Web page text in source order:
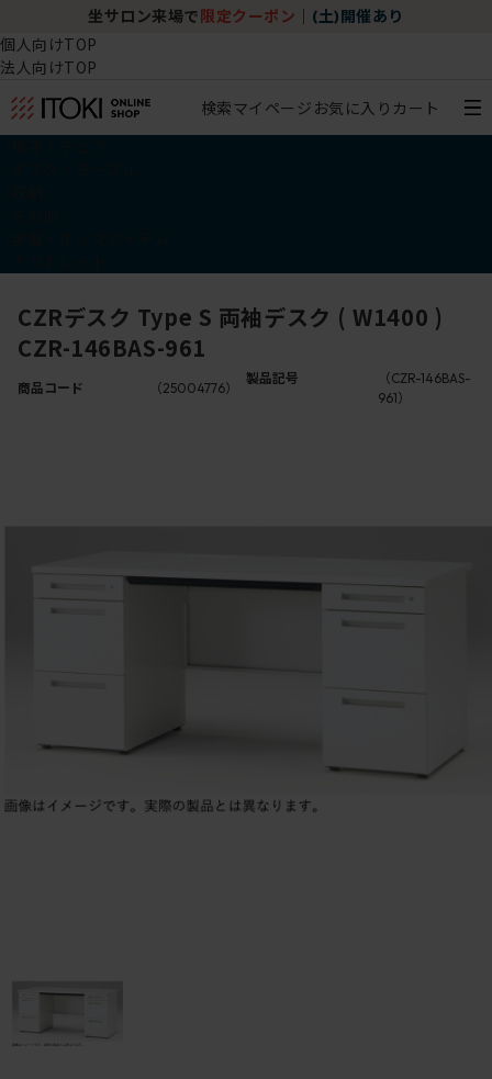
坐サロン来場で 限定クーポン (土)開催あり
個人向けTOP
法人向けTOP
検索マイページ お気に入り カート
CZRデスク Type S 両袖デスク ( W1400 )
CZR-146BAS-961
商品コード （25004776）
製品記号
（CZR-146BAS-
961）